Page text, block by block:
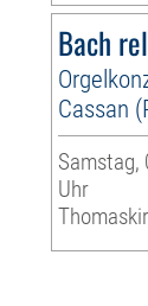
Bach
Cassan
Samstag,
Uhr